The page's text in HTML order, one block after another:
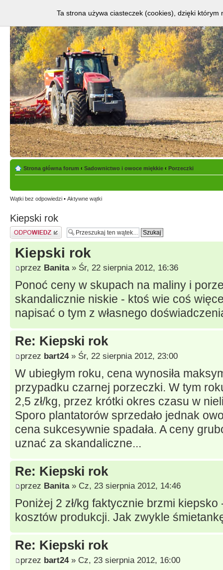
Strona główna forum ‹ Sadownictwo i owoce miękkie ‹ Porzeczki
Wątki bez odpowiedzi • Aktywne wątki
Kiepski rok
Odpowiedz
Kiepski rok
przez Banita» Śr, 22 sierpnia 2012, 16:36
Ponoć ceny w skupach na maliny i
skandalicznie niskie - ktoś wie coś
napisać o tym z własnego
Re: Kiepski rok
przez bart24» Śr, 22 sierpnia 2012, 23:00
W ubiegłym roku, cena wynosiła
przypadku czarnej porzeczki. W tym
2,5 zł/kg, przez krótki okres czasu w
Sporo plantatorów sprzedało jednak
cena sukcesywnie spadała. A ceny
uznać za skandaliczne...
Re: Kiepski rok
przez Banita» Cz, 23 sierpnia 2012, 14:46
Poniżej 2 zł/kg faktycznie brzmi
kosztów produkcji. Jak zwykle
Re: Kiepski rok
przez bart24» Cz, 23 sierpnia 2012, 16:00
Ta strona używa ciasteczek (cookies), dzięki którym